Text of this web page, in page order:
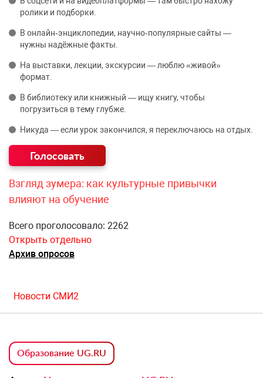
ролики и подборки.
В онлайн‑энциклопедии, научно‑популярные сайты —
нужны надёжные факты.
На выставки, лекции, экскурсии — люблю «живой»
формат.
В библиотеку или книжный — ищу книгу, чтобы
погрузиться в тему глубже.
Никуда — если урок закончился, я переключаюсь на отдых.
Взгляд зумера: как культурные привычки
влияют на обучение
Всего проголосовало: 2262
Открыть отдельно
Архив опросов
Новости СМИ2
Образование UG.RU